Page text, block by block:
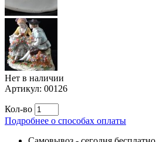
Нет в наличии
Артикул: 00126
Кол-во
Подробнее о способах оплаты